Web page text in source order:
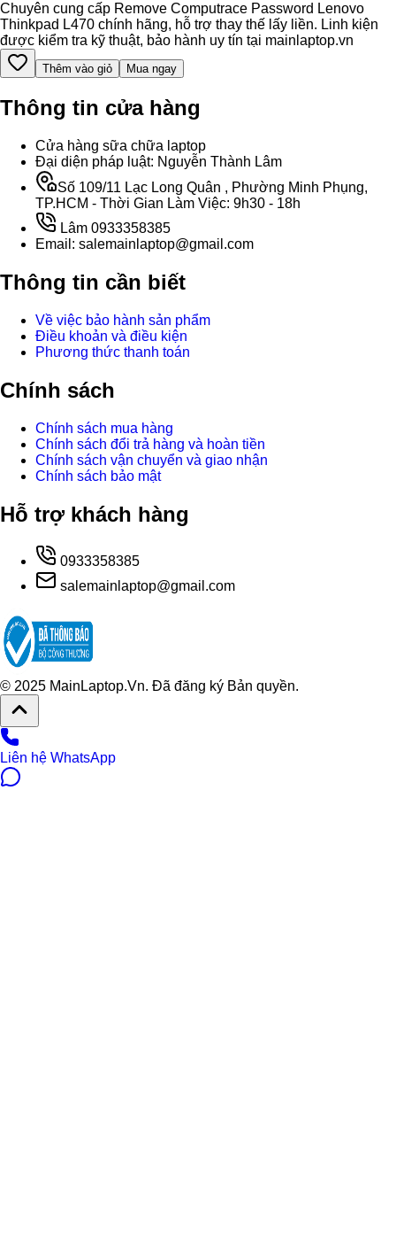
Chuyên cung cấp Remove Computrace Password Lenovo
Thinkpad L470 chính hãng, hỗ trợ thay thế lấy liền. Linh kiện
được kiểm tra kỹ thuật, bảo hành uy tín tại mainlaptop.vn
Thêm vào giỏ Mua ngay
Thông tin cửa hàng
Cửa hàng sữa chữa laptop
Đại diện pháp luật: Nguyễn Thành Lâm
Số 109/11 Lạc Long Quân , Phường Minh Phụng,
TP.HCM - Thời Gian Làm Việc: 9h30 - 18h
Lâm 0933358385
Email: salemainlaptop@gmail.com
Thông tin cần biết
Về việc bảo hành sản phẩm
Điều khoản và điều kiện
Phương thức thanh toán
Chính sách
Chính sách mua hàng
Chính sách đổi trả hàng và hoàn tiền
Chính sách vận chuyển và giao nhận
Chính sách bảo mật
Hỗ trợ khách hàng
0933358385
salemainlaptop@gmail.com
© 2025 MainLaptop.Vn. Đã đăng ký Bản quyền.
Liên hệ WhatsApp